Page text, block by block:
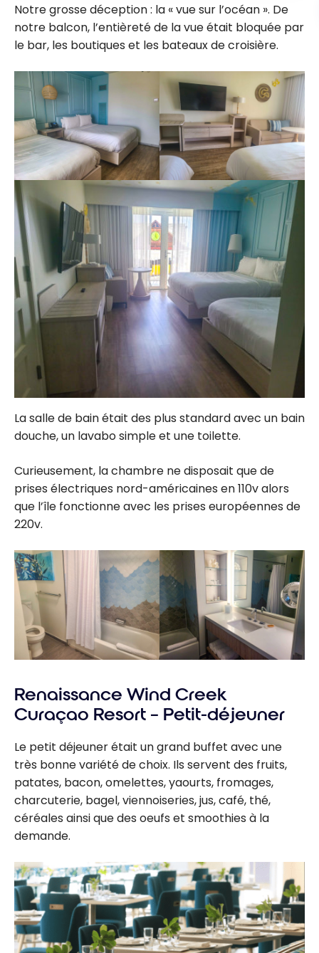
Notre grosse déception : la « vue sur l’océan ». De
notre balcon, l’entièreté de la vue était bloquée par
le bar, les boutiques et les bateaux de croisière.
La salle de bain était des plus standard avec un bain
douche, un lavabo simple et une toilette.
Curieusement, la chambre ne disposait que de
prises électriques nord-américaines en 110v alors
que l’île fonctionne avec les prises européennes de
220v.
Renaissance Wind Creek
Curaçao Resort – Petit-déjeuner
Le petit déjeuner était un grand buffet avec une
très bonne variété de choix. Ils servent des fruits,
patates, bacon, omelettes, yaourts, fromages,
charcuterie, bagel, viennoiseries, jus, café, thé,
céréales ainsi que des oeufs et smoothies à la
demande.